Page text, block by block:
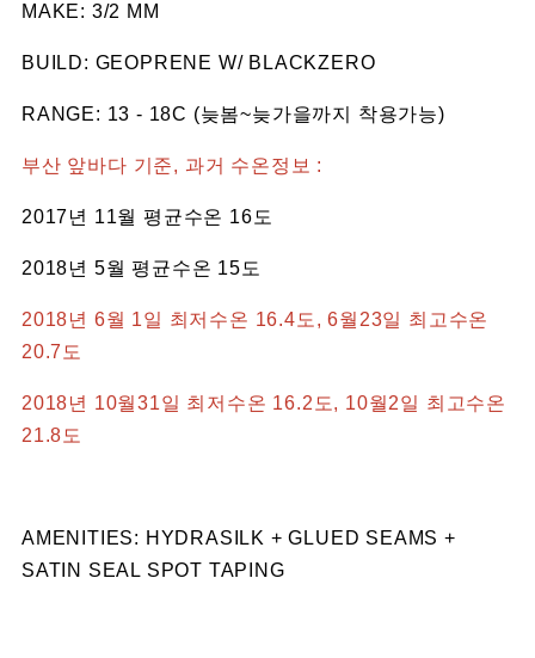
MAKE: 3/2 MM
BUILD: GEOPRENE W/ BLACKZERO
RANGE: 13 - 18C (늦봄~늦가을까지 착용가능)
부산 앞바다 기준, 과거 수온정보 :
2017년 11월 평균수온 16도
2018년 5월 평균수온 15도
2018년 6월 1일 최저수온 16.4도, 6월23일 최고수온
20.7도
2018년 10월31일 최저수온 16.2도, 10월2일 최고수온
21.8도
AMENITIES: HYDRASILK + GLUED SEAMS +
SATIN SEAL SPOT TAPING